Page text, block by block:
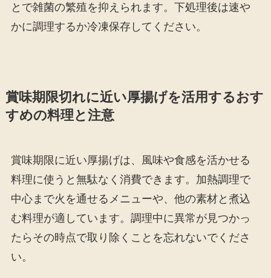
とで雑菌の繁殖を抑えられます。下処理後は速や
かに調理するか冷凍保存してください。
賞味期限切れに近い厚揚げを活用するおす
すめの料理と注意
賞味期限に近い厚揚げは、風味や食感を活かせる
料理に使うと無駄なく消費できます。加熱調理で
中心まで火を通せるメニューや、他の素材と煮込
む料理が適しています。調理中に異常が見つかっ
たらその時点で取り除くことを忘れないでくださ
い。